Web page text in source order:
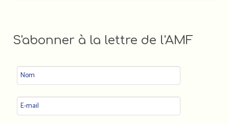
S'abonner à la lettre de l'AMF